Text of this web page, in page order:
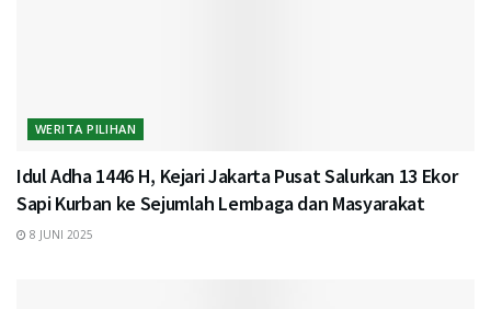
WERITA PILIHAN
Idul Adha 1446 H, Kejari Jakarta Pusat Salurkan 13 Ekor
Sapi Kurban ke Sejumlah Lembaga dan Masyarakat
8 JUNI 2025